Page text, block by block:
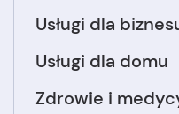
Usługi dla
Usługi dla domu
Zdrowie i